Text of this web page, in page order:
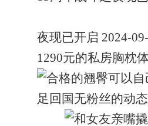
夜现已开启 2024-
1290元的私房胸枕